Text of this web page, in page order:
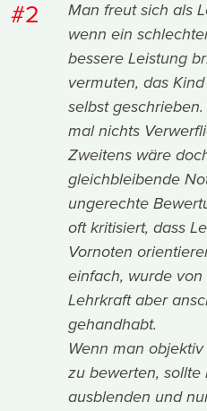
#2
Man freut sich als
wenn ein
bessere Leistung
vermuten, das
selbst
mal nichts
Zweitens wäre
gleichbleibende
ungerechte
oft kritisiert, dass
Vornoten
einfach, wurde
Lehrkraft aber
gehandhabt.
Wenn man
zu bewerten, sollte
ausblenden und